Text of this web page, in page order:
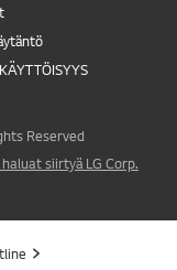
Reserved
siirtyä LG Corp.